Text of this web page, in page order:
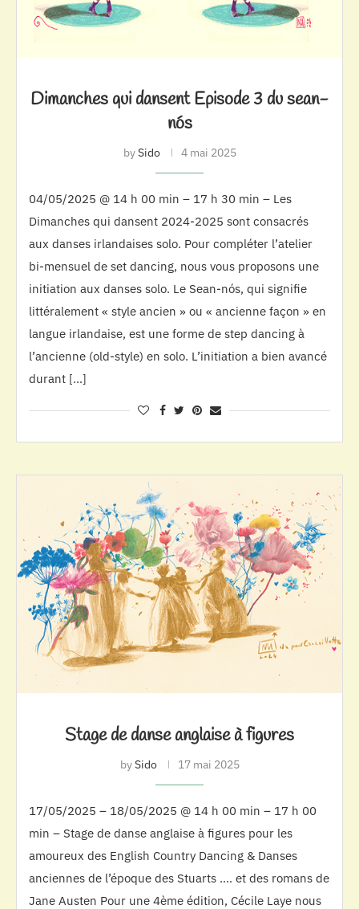
Dimanches qui dansent Episode 3 du sean-
nós
bySido 4 mai 2025
04/05/2025 @ 14 h 00 min – 17 h 30 min – Les
Dimanches qui dansent 2024-2025 sont consacrés
aux danses irlandaises solo. Pour compléter l’atelier
bi-mensuel de set dancing, nous vous proposons une
initiation aux danses solo. Le Sean-nós, qui signifie
littéralement « style ancien » ou « ancienne façon » en
langue irlandaise, est une forme de step dancing à
l’ancienne (old-style) en solo. L’initiation a bien avancé
durant […]
Stage de danse anglaise à figures
bySido 17 mai 2025
17/05/2025 – 18/05/2025 @ 14 h 00 min – 17 h 00
min – Stage de danse anglaise à figures pour les
amoureux des English Country Dancing & Danses
anciennes de l’époque des Stuarts …. et des romans de
Jane Austen Pour une 4ème édition, Cécile Laye nous